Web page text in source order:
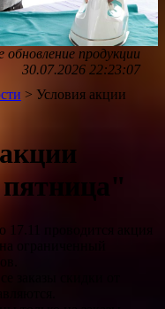
обновление продукции
30.07.2026 22:23:07
> Условия акции
проводится акция
ограниченный
заказы скидки от